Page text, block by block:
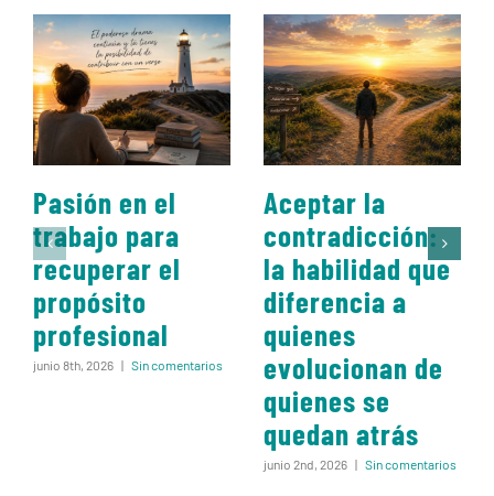
Pasión en el
trabajo para
recuperar el
propósito
profesional
junio 8th, 2026 | Sin comentarios
Aceptar la
contradicción:
la habilidad que
diferencia a
quienes
evolucionan de
quienes se
quedan atrás
junio 2nd, 2026 | Sin comentarios